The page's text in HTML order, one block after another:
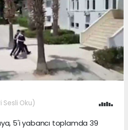
Sesli Oku)
5'i yabancı toplamda 39